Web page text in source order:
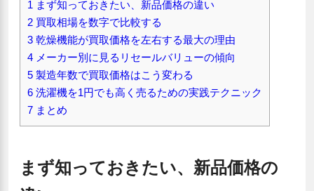
1 まず知っておきたい、新品価格の違い
2 買取相場を数字で比較する
3 乾燥機能が買取価格を左右する最大の理由
4 メーカー別に見るリセールバリューの傾向
5 製造年数で買取価格はこう変わる
6 洗濯機を1円でも高く売るための実践テクニック
7 まとめ
まず知っておきたい、新品価格の